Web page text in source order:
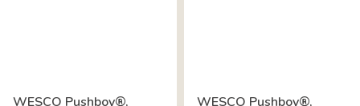
WESCO Pushboy®,
WESCO Pushboy®,